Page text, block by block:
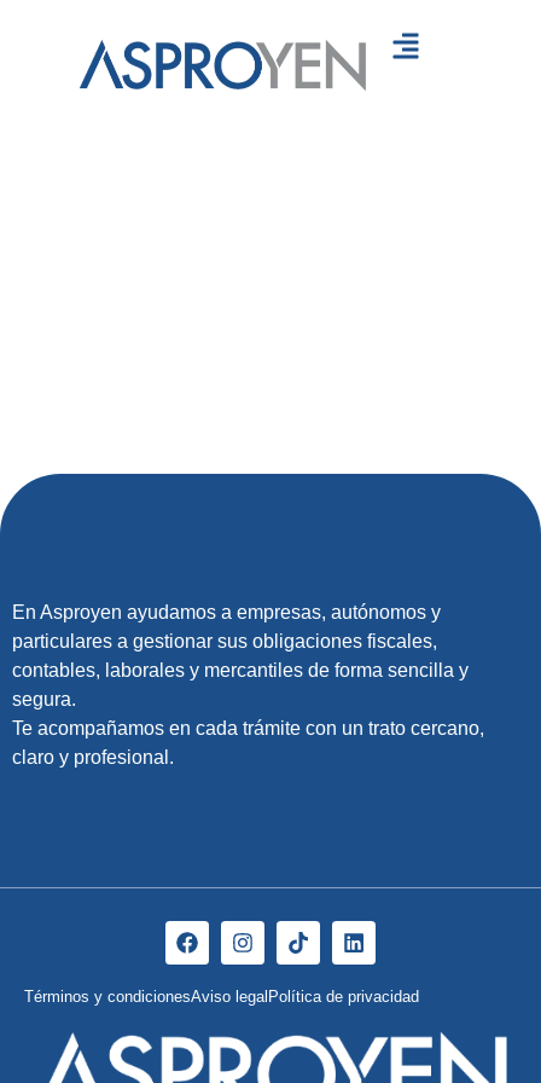
En Asproyen ayudamos a empresas, autónomos y
particulares a gestionar sus obligaciones fiscales,
contables, laborales y mercantiles de forma sencilla y
segura.
Te acompañamos en cada trámite con un trato cercano,
claro y profesional.
Términos y condicionesAviso legal Política de privacidad